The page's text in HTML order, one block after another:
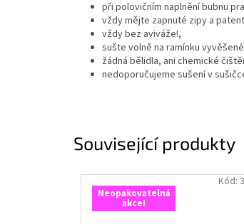
Související produkty
Neopakovatelná
akce!
Kód:
při polovičním naplnění bubnu
vždy mějte zapnuté zipy a
vždy bez aviváže!,
sušte volně na ramínku
žádná bělidla, ani chemické
nedoporučujeme sušení v